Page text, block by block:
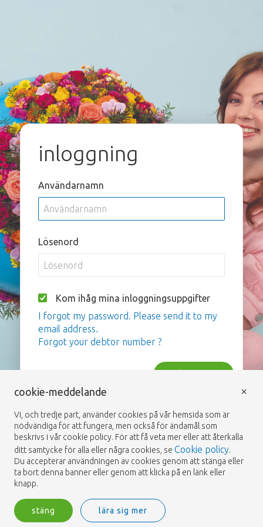
inloggning
Användarnamn
Lösenord
Kom ihåg mina inloggningsuppgifter
I forgot my password. Please send it to my
email address.
Forgot your debtor number ?
cookie-meddelande
Vi, och tredje part, använder cookies på vår hemsida som är
nödvändiga för att fungera, men också för ändamål som
beskrivs i vår cookie policy. För att få veta mer eller att återkalla
ditt samtycke för alla eller några cookies, se Cookie policy.
Du accepterar användningen av cookies genom att stänga eller
ta bort denna banner eller genom att klicka på en länk eller
knapp.
stäng lära sig mer
×